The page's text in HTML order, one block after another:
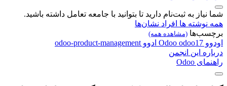
شما نیاز به ثبت‌نام دارید تا بتوانید با جامعه تعامل داشته باشید.
همه نوشته ها افراد نشان‌ها
برچسب‌ها (مشاهده همه)
اودوو Odoo odoo17 ادوو odoo-product-management
درباره این انجمن
راهنمای Odoo